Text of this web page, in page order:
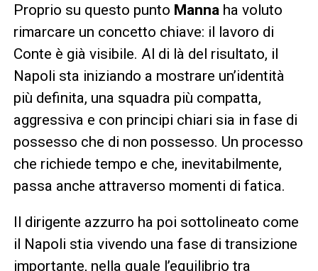
Proprio su questo punto Manna ha voluto
rimarcare un concetto chiave: il lavoro di
Conte è già visibile. Al di là del risultato, il
Napoli sta iniziando a mostrare un’identità
più definita, una squadra più compatta,
aggressiva e con principi chiari sia in fase di
possesso che di non possesso. Un processo
che richiede tempo e che, inevitabilmente,
passa anche attraverso momenti di fatica.
Il dirigente azzurro ha poi sottolineato come
il Napoli stia vivendo una fase di transizione
importante, nella quale l’equilibrio tra